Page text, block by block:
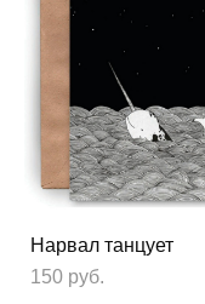
Нарвал танцует
150 pуб.